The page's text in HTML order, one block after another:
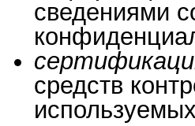
сведениями
средств